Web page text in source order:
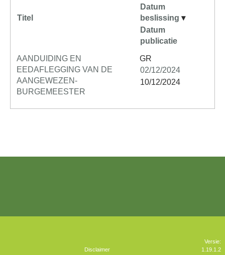
Titel
Datum
beslissing ▾
Datum
publicatie
AANDUIDING EN
EEDAFLEGGING VAN DE
AANGEWEZEN-
BURGEMEESTER
GR
02/12/2024
10/12/2024
Disclaimer
Versie:
1.19.1.2